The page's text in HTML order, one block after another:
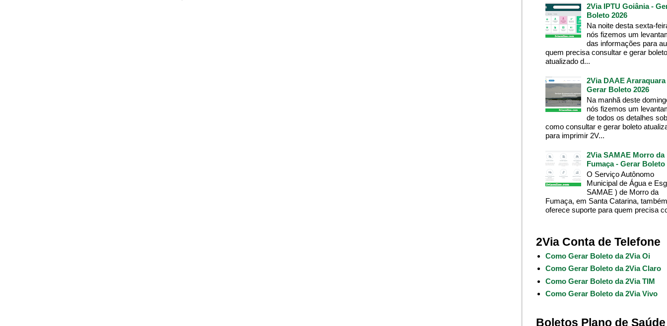
2Via IPTU Goiânia -
Boleto 2026
Na noite desta sexta-
nós fizemos um
das informações para
quem precisa consultar e gerar boleto
atualizado d...
2Via DAAE Araraquara
Gerar Boleto 2026
Na manhã deste
nós fizemos um
de todos os detalhes
como consultar e gerar boleto
para imprimir 2V...
2Via SAMAE Morro da
Fumaça - Gerar Boleto
O Serviço Autônomo
Municipal de Água e
SAMAE ) de Morro da
Fumaça, em Santa Catarina, também
oferece suporte para quem precisa
2Via Conta de Telefone
Como Gerar Boleto da 2Via Oi
Como Gerar Boleto da 2Via Claro
Como Gerar Boleto da 2Via TIM
Como Gerar Boleto da 2Via Vivo
Boletos Plano de Saúde